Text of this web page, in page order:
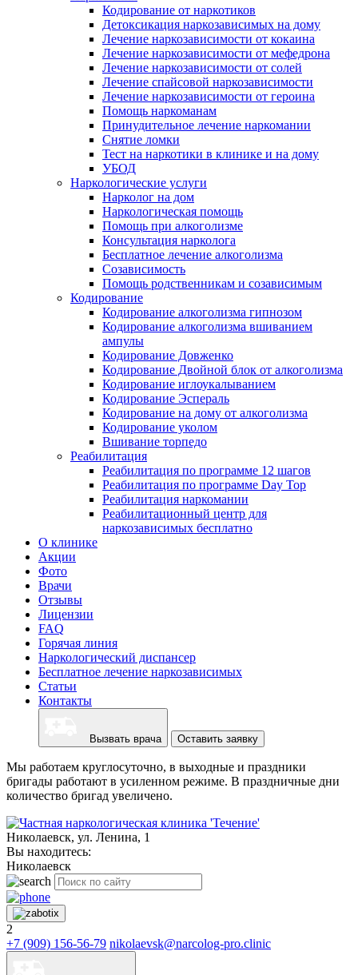
Кодирование от наркотиков
Детоксикация наркозависимых на дому
Лечение наркозависимости от кокаина
Лечение наркозависимости от мефедрона
Лечение наркозависимости от солей
Лечение спайсовой наркозависимости
Лечение наркозависимости от героина
Помощь наркоманам
Принудительное лечение наркомании
Снятие ломки
Тест на наркотики в клинике и на дому
УБОД
Наркологические услуги
Нарколог на дом
Наркологическая помощь
Помощь при алкоголизме
Консультация нарколога
Бесплатное лечение алкоголизма
Созависимость
Помощь родственникам и созависимым
Кодирование
Кодирование алкоголизма гипнозом
Кодирование алкоголизма вшиванием
ампулы
Кодирование Довженко
Кодирование Двойной блок от алкоголизма
Кодирование иглоукалыванием
Кодирование Эспераль
Кодирование на дому от алкоголизма
Кодирование уколом
Вшивание торпедо
Реабилитация
Реабилитация по программе 12 шагов
Реабилитация по программе Day Top
Реабилитация наркомании
Реабилитационный центр для
наркозависимых бесплатно
О клинике
Акции
Фото
Врачи
Отзывы
Лицензии
FAQ
Горячая линия
Наркологический диспансер
Бесплатное лечение наркозависимых
Статьи
Контакты
Вызвать врача Оставить заявку
Мы работаем круглосуточно, в выходные и праздники
бригады работают в усиленном режиме. В праздничные дни
количество бригад увеличено.
Николаевск, ул. Ленина, 1
Вы находитесь:
Николаевск
2
+7 (909) 156-56-79 nikolaevsk@narcolog-pro.clinic